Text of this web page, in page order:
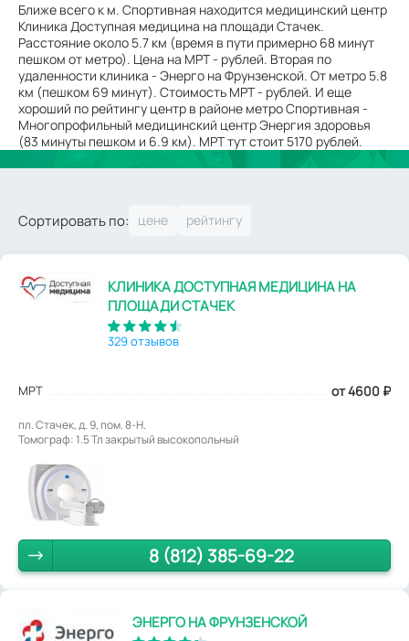
Ближе всего к м. Спортивная находится медицинский центр
Клиника Доступная медицина на площади Стачек.
Расстояние около 5.7 км (время в пути примерно 68 минут
пешком от метро). Цена на МРТ - рублей. Вторая по
удаленности клиника - Энерго на Фрунзенской. От метро 5.8
км (пешком 69 минут). Стоимость МРТ - рублей. И еще
хороший по рейтингу центр в районе метро Спортивная -
Многопрофильный медицинский центр Энергия здоровья
(83 минуты пешком и 6.9 км). МРТ тут стоит 5170 рублей.
Сортировать по:
КЛИНИКА ДОСТУПНАЯ МЕДИЦИНА НА
ПЛОЩАДИ СТАЧЕК
329 отзывов
МРТ от 4600 ₽
пл. Стачек, д. 9, пом. 8-Н.
Томограф: 1.5 Тл закрытый высокопольный
8 (812) 385-69-22
ЭНЕРГО НА ФРУНЗЕНСКОЙ